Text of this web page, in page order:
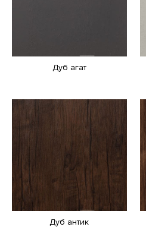
Дуб агат
Дуб антик